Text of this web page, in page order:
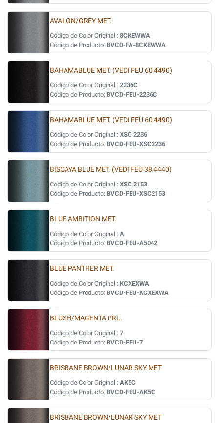
AVALON/GREY MET.
Código de Color Original : 8CKEWWA
Código de Producto: BVCD-FA-8CKEWWA
BAHAMABLUE MET. (VEDI FEU 60 4490)
Código de Color Original : 2236C
Código de Producto: BVCD-FEU-2236C
BAHAMABLUE MET. (VEDI FEU 60 4490)
Código de Color Original : XSC 2236
Código de Producto: BVCD-FEU-XSC2236
BISCAYA BLUE MET. (VEDI FEU 38 4440)
Código de Color Original : XSC 2153
Código de Producto: BVCD-FEU-XSC2153
BLUE AMBITION MET.
Código de Color Original : A
Código de Producto: BVCD-FEU-A5042
BLUE PANTHER MET.
Código de Color Original : KCXEXWA
Código de Producto: BVCD-FEU-KCXEXWA
BLUSH/MAGENTA PRL.
Código de Color Original : 7
Código de Producto: BVCD-FEU-7
BRISBANE BROWN/LUNAR SKY MET
Código de Color Original : AK5C
Código de Producto: BVCD-FEU-AK5C
BRISBANE BROWN/LUNAR SKY MET